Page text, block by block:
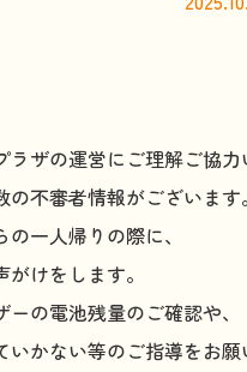
ラザの運営にご理解ご協
不審者情報がございます。
一人帰りの際に、
けをします。
の電池残量のご確認や、
かない等のご指導をお願